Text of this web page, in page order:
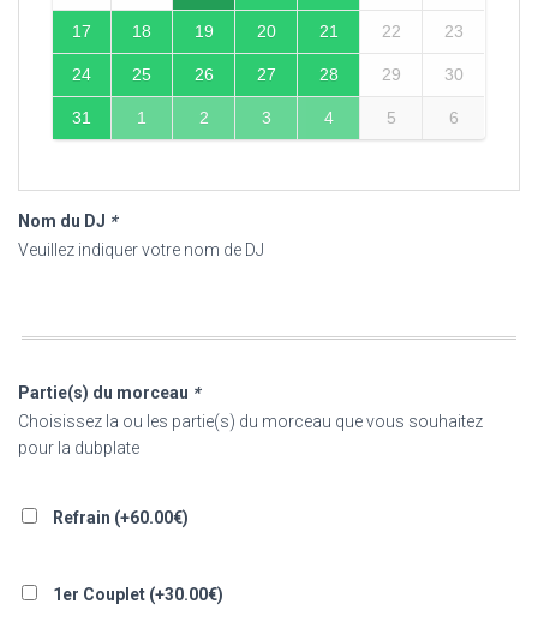
17 18 19 20 21 22 23
24 25 26 27 28 29 30
31 1 2 3 4 5 6
Nom du DJ *
Veuillez indiquer votre nom de DJ
Partie(s) du morceau *
Choisissez la ou les partie(s) du morceau que vous souhaitez
pour la dubplate
Refrain (+60.00€)
1er Couplet (+30.00€)